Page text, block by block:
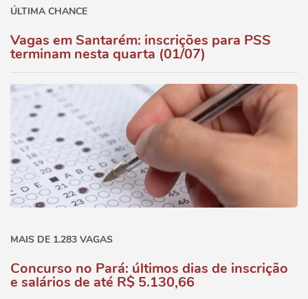
ÚLTIMA CHANCE
Vagas em Santarém: inscrições para PSS
terminam nesta quarta (01/07)
MAIS DE 1.283 VAGAS
Concurso no Pará: últimos dias de inscrição
e salários de até R$ 5.130,66